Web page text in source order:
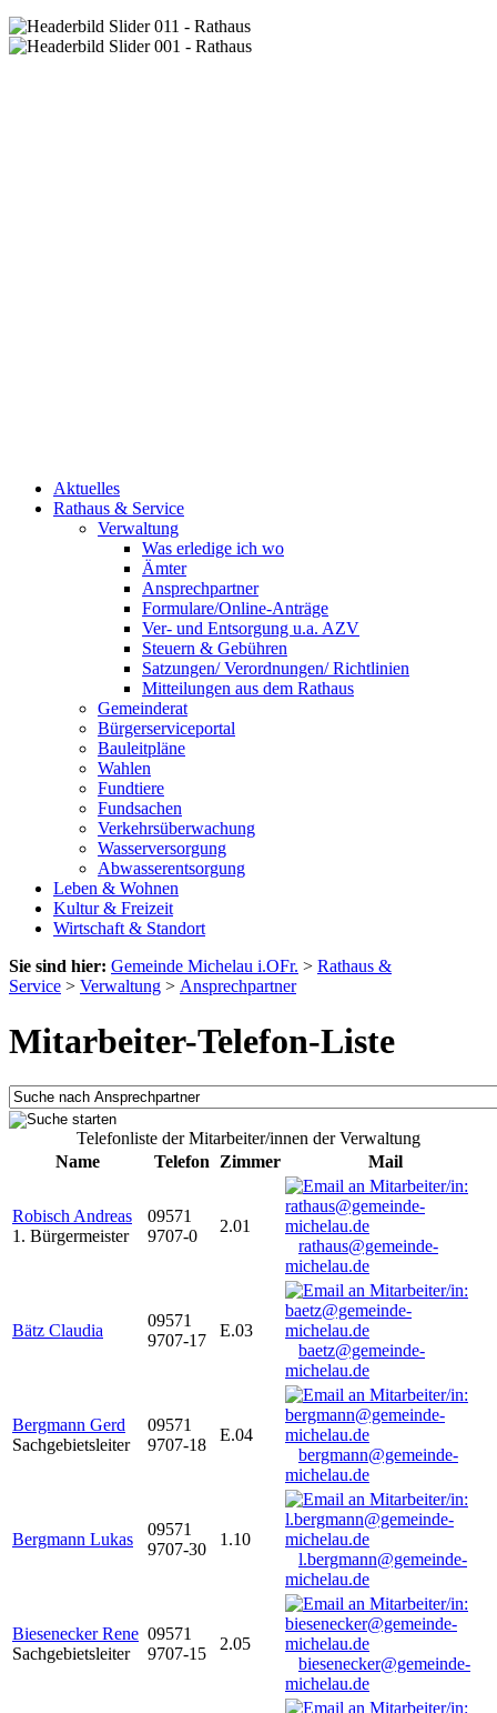
Aktuelles
Rathaus & Service
Verwaltung
Was erledige ich wo
Ämter
Ansprechpartner
Formulare/Online-Anträge
Ver- und Entsorgung u.a. AZV
Steuern & Gebühren
Satzungen/ Verordnungen/ Richtlinien
Mitteilungen aus dem Rathaus
Gemeinderat
Bürgerserviceportal
Bauleitpläne
Wahlen
Fundtiere
Fundsachen
Verkehrsüberwachung
Wasserversorgung
Abwasserentsorgung
Leben & Wohnen
Kultur & Freizeit
Wirtschaft & Standort
Sie sind hier: Gemeinde Michelau i.OFr. > Rathaus &
Service > Verwaltung > Ansprechpartner
Mitarbeiter-Telefon-Liste
Telefonliste der Mitarbeiter/innen der Verwaltung
Name
Telefon Zimmer Mail
Robisch Andreas
1. Bürgermeister
09571
9707-0
2.01
rathaus@gemeinde-
michelau.de
Bätz Claudia
09571
9707-17
E.03
baetz@gemeinde-
michelau.de
Bergmann Gerd
Sachgebietsleiter
09571
9707-18
E.04
bergmann@gemeinde-
michelau.de
Bergmann Lukas
09571
9707-30
1.10
l.bergmann@gemeinde-
michelau.de
Biesenecker Rene
Sachgebietsleiter
09571
9707-15
2.05
biesenecker@gemeinde-
michelau.de